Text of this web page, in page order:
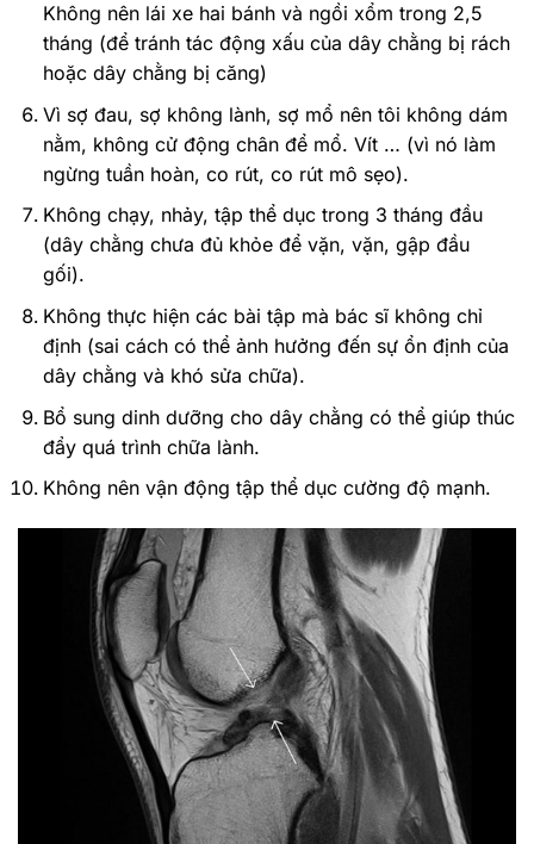
Không nên lái xe hai bánh và ngồi xổm trong 2,5
tháng (để tránh tác động xấu của dây chằng bị rách
hoặc dây chằng bị căng)
Vì sợ đau, sợ không lành, sợ mổ nên tôi không dám
nằm, không cử động chân để mổ. Vít … (vì nó làm
ngừng tuần hoàn, co rút, co rút mô sẹo).
Không chạy, nhảy, tập thể dục trong 3 tháng đầu
(dây chằng chưa đủ khỏe để vặn, vặn, gập đầu
gối).
Không thực hiện các bài tập mà bác sĩ không chỉ
định (sai cách có thể ảnh hưởng đến sự ổn định của
dây chằng và khó sửa chữa).
Bổ sung dinh dưỡng cho dây chằng có thể giúp thúc
đẩy quá trình chữa lành.
Không nên vận động tập thể dục cường độ mạnh.